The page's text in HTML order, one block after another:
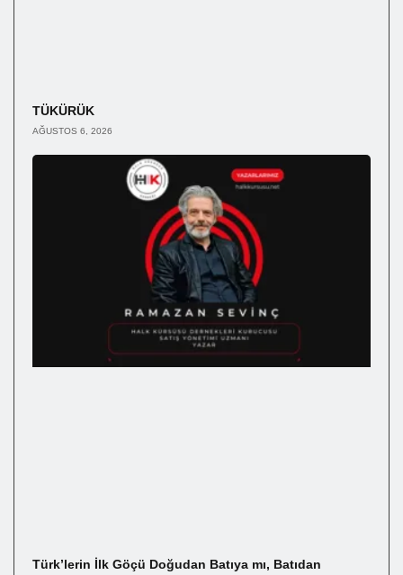
TÜKÜRÜK
AĞUSTOS 6, 2026
Türk’lerin İlk Göçü Doğudan Batıya mı, Batıdan